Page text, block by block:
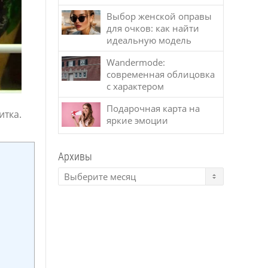
Выбор женской оправы
для очков: как найти
идеальную модель
Wandermode:
современная облицовка
с характером
Подарочная карта на
яркие эмоции
Архивы